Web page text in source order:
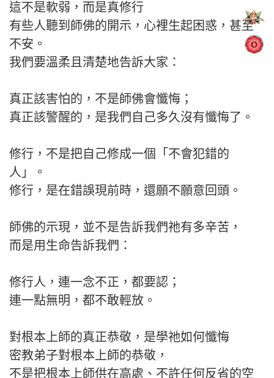
這不是軟弱，而是真修行
有些人聽到師佛的開示，心裡生起困惑，甚至
不安。
我們要溫柔且清楚地告訴大家：
真正該害怕的，不是師佛會懺悔；
真正該警醒的，是我們自己多久沒有懺悔了。
修行，不是把自己修成一個「不會犯錯的
人」。
修行，是在錯誤現前時，還願不願意回頭。
師佛的示現，並不是告訴我們祂有多辛苦，
而是用生命告訴我們：
修行人，連一念不正，都要認；
連一點無明，都不敢輕放。
對根本上師的真正恭敬，是學祂如何懺悔
密教弟子對根本上師的恭敬，
不是把根本上師供在高處、不許任何反省的空